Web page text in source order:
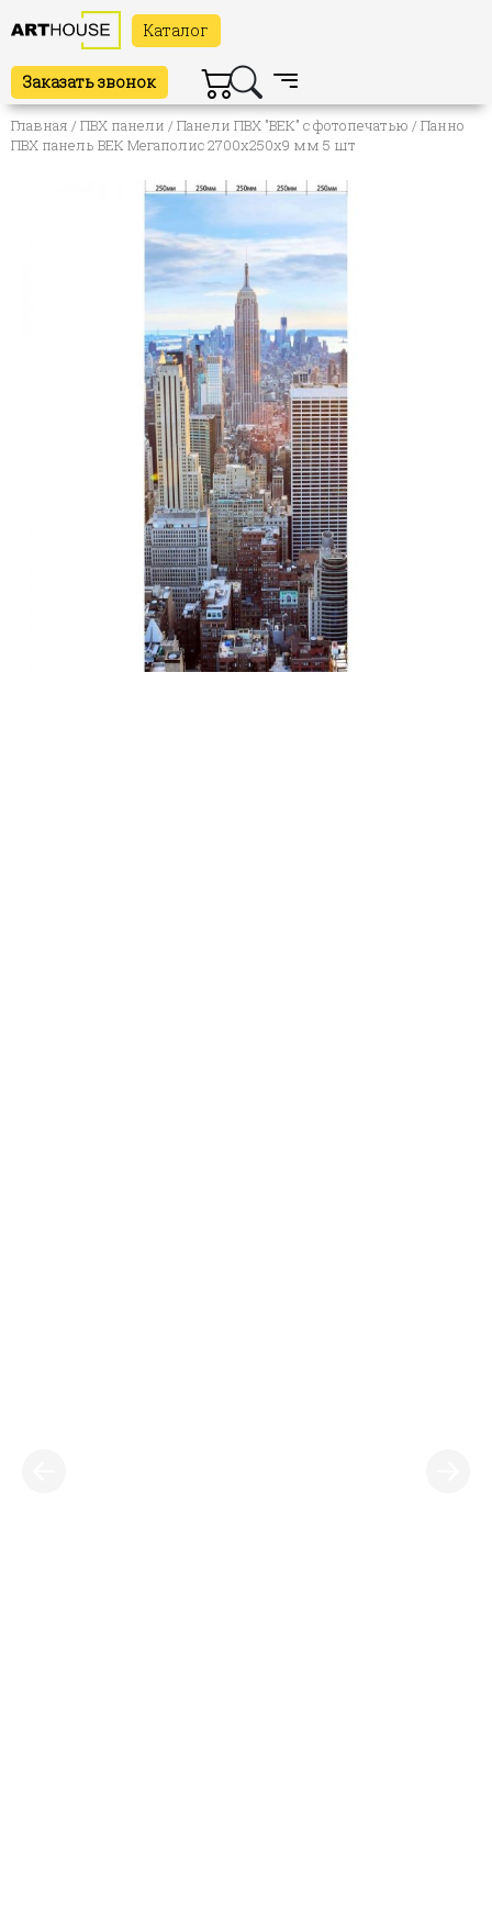
Каталог
Заказать звонок
Главная /ПВХ панели /Панели ПВХ "ВЕК" с фотопечатью / Панно
ПВХ панель ВЕК Мегаполис 2700х250х9 мм 5 шт